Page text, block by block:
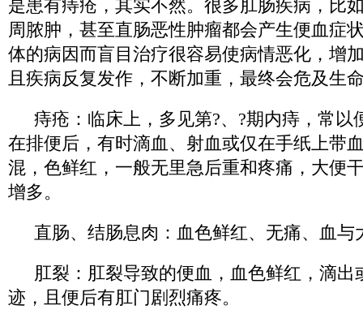
是患有痔疮，其实不然。很多肛肠疾病，比
周脓肿，甚至直肠恶性肿瘤都会产生便血症
体的病因而盲目治疗很容易使病情恶化，增
且疾病反复发作，不断加重，最终会危及生
痔疮：临床上，多见第?、?期内痔，常以
在排便后，有时滴血、射血或仅在手纸上带
混，色鲜红，一般无里急后重和疼痛，大便
增多。
直肠、结肠息肉：血色鲜红、无痛、血与
肛裂：肛裂导致的便血，血色鲜红，滴出
迹，且便后有肛门剧烈痛疼。